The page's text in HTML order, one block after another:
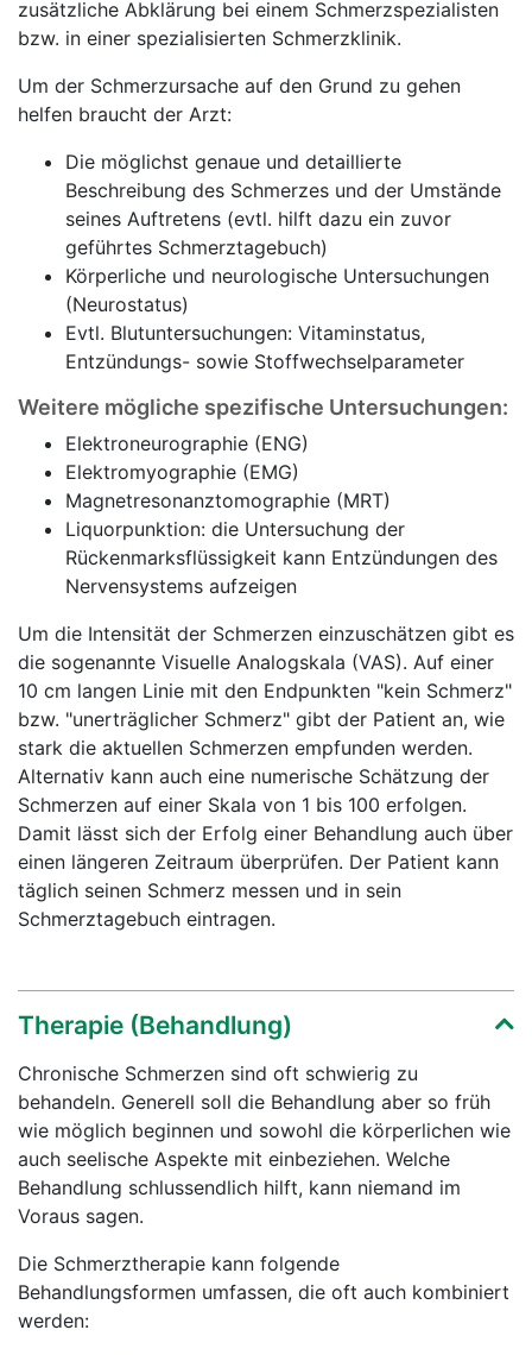
zusätzliche Abklärung bei einem Schmerzspezialisten
bzw. in einer spezialisierten Schmerzklinik.
Um der Schmerzursache auf den Grund zu gehen
helfen braucht der Arzt:
Die möglichst genaue und detaillierte
Beschreibung des Schmerzes und der Umstände
seines Auftretens (evtl. hilft dazu ein zuvor
geführtes Schmerztagebuch)
Körperliche und neurologische Untersuchungen
(Neurostatus)
Evtl. Blutuntersuchungen: Vitaminstatus,
Entzündungs- sowie Stoffwechselparameter
Weitere mögliche spezifische Untersuchungen:
Elektroneurographie (ENG)
Elektromyographie (EMG)
Magnetresonanztomographie (MRT)
Liquorpunktion: die Untersuchung der
Rückenmarksflüssigkeit kann Entzündungen des
Nervensystems aufzeigen
Um die Intensität der Schmerzen einzuschätzen gibt es
die sogenannte Visuelle Analogskala (VAS). Auf einer
10 cm langen Linie mit den Endpunkten "kein Schmerz"
bzw. "unerträglicher Schmerz" gibt der Patient an, wie
stark die aktuellen Schmerzen empfunden werden.
Alternativ kann auch eine numerische Schätzung der
Schmerzen auf einer Skala von 1 bis 100 erfolgen.
Damit lässt sich der Erfolg einer Behandlung auch über
einen längeren Zeitraum überprüfen. Der Patient kann
täglich seinen Schmerz messen und in sein
Schmerztagebuch eintragen.
Therapie (Behandlung)
Chronische Schmerzen sind oft schwierig zu
behandeln. Generell soll die Behandlung aber so früh
wie möglich beginnen und sowohl die körperlichen wie
auch seelische Aspekte mit einbeziehen. Welche
Behandlung schlussendlich hilft, kann niemand im
Voraus sagen.
Die Schmerztherapie kann folgende
Behandlungsformen umfassen, die oft auch kombiniert
werden: